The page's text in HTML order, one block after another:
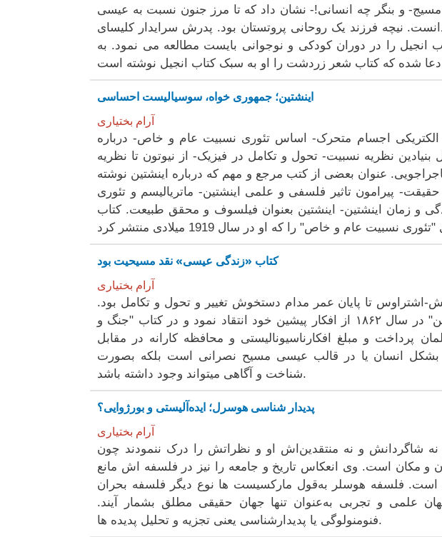
شد. نیچه در 2 کتاب: ضد مسیج- و بنگر چه انسانی!- نشان داد که تا مرز جنون نسبت به عیسی
نیچه فرزند یک روحانی پروتستان بود. پدرش سرایدار کلیسای
انجیل را در دوران کودکی و نوجوانی بایست مطالعه می نمود. به
اینشتین؛ جمهوری خواه، سوسیالیست احساسی
آرام بختیاری
الکتریکی اجسام متحرک- اساس تئوری نسبیت عام و خاص- درباره
نظریه نسبیت- تحول و تکامل در فیزیک- از نیوتون تا نظریه
عنوان بعضی از کتب مرجع و مهم که درباره اینشتین نوشته
پیرامون تاثیر فلسفی و علمی اینشتین- ماتریالیسم و تئوری
و زمان اینشتین- اینشتین بعنوان فیلسوف و محقق طبیعت. کتاب
کتاب «زندگی عیسی» نقد مسیحیت بود
آرام بختیاری
اشتراوس تا پایان عمر مدام دستخوش تغییر و تحول و تکامل بود.
در کتاب "اعتراف؛ ایمان جدید و ایمان پیشین" در سال ۱۸۶۲ از افکار پیشین خود انتقاد نمود و در کتاب "جنگ و
پرداخت و مبلغ افکارناسیونالیستی و محافظه کارانه در مقابل
بشکل انسان یا در قالب عیسی مسیح نصرانی است بلکه بصورت
شناخت و آگاهی میتواند وجود داشته باشد.
پدیدار شناسی هوسرل؛ ایده‌آلیستی و بورژوایی؟
آرام بختیاری
شاگردانش و نه منتقدین‌اش او و نظراتش را درک ننمودند چون
و مکان است. وی انعکاس تاریخ و جامعه را نیز در فلسفه اش مانع
فلسفه هوسلر به‌قول مارکسیست ها نوع دیگر فلسفه بحران
علمی و تجربی به‌عنوان تنها جهان حقیقی مطلق بشمار آیند.
فنومنولوگی یا پدیدارشناسی یعنی تجزیه و تحلیل پدیده ها.